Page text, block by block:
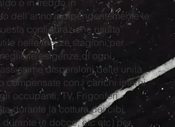
o in freddo in
dell'anno indipendentemente le
configurazione risulta
nelle mezze stagioni per
le esigenze di ogni
dispersioni delle unità
compensate con i carichi interni
occupanti, TV, Frigoriferi,
durante la cottura dei cibi,
le docce, etc etc) per